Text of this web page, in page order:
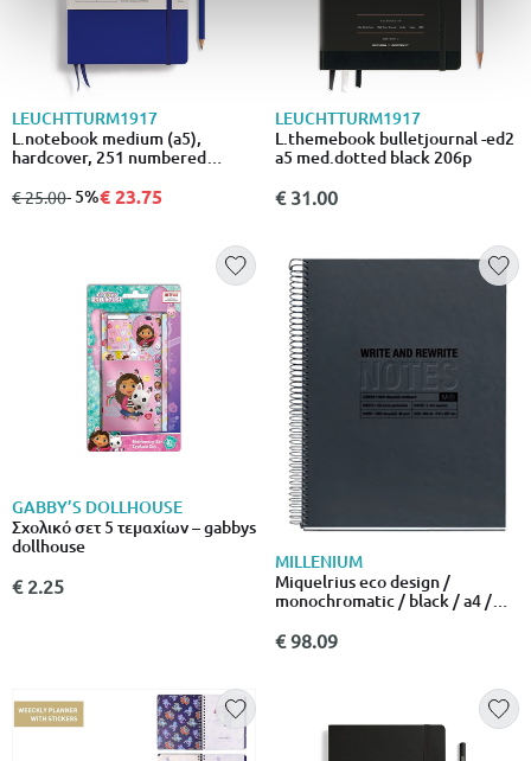
LEUCHTTURM1917
L.notebook medium (a5),
hardcover, 251 numbered
από
€ 25.00σε
- 5%€ 23.75
LEUCHTTURM1917
L.themebook bulletjournal -ed2
a5 med.dotted black 206p
€ 31.00
GABBY’S DOLLHOUSE
Σχολικό σετ 5 τεμαχίων – gabbys
dollhouse
€ 2.25
MILLENIUM
Miquelrius eco design /
monochromatic / black / a4 /
paper / hardcover
€ 98.09